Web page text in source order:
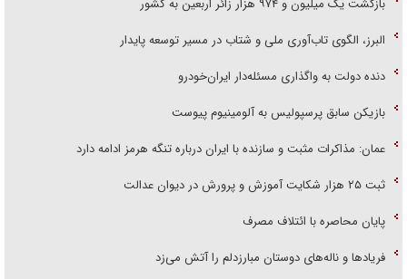
البرز، الگوی تاب‌آوری ملی و شتاب در مسیر توسعه پایدار
دنده دولت به واگذاری مسئله‌دار ایران‌خودرو
بازیکن سابق پرسپولیس به آلومینیوم پیوست
عمان: مذاکرات مثبت و سازنده با ایران درباره تنگه هرمز ادامه دارد
ثبت ۲۵ هزار شکایت آموزش و پرورش در دیوان عدالت
پایان محاصره با ائتلاف مصرف
فریاد‌ها و ناله‌های دوستان مبارزدلم را آتش می‌زد